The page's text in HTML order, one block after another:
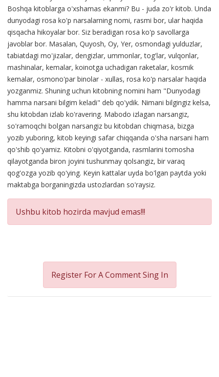
Summery
Boshqa kitoblarga o'xshamas ekanmi? Bu - juda zo'r kitob. Unda
dunyodagi rosa ko'p narsalarning nomi, rasmi bor, ular haqida
qisqacha hikoyalar bor. Siz beradigan rosa ko'p savollarga
javoblar bor. Masalan, Quyosh, Oy, Yer, osmondagi yulduzlar,
tabiatdagi mo'jizalar, dengizlar, ummonlar, tog'lar, vulqonlar,
mashinalar, kemalar, koinotga uchadigan raketalar, kosmik
kemalar, osmono'par binolar - xullas, rosa ko'p narsalar haqida
yozganmiz. Shuning uchun kitobning nomini ham "Dunyodagi
hamma narsani bilgim keladi" deb qo'ydik. Nimani bilgingiz kelsa,
shu kitobdan izlab ko'ravering. Mabodo izlagan narsangiz,
so'ramoqchi bolgan narsangiz bu kitobdan chiqmasa, bizga
yozib yuboring, kitob keyingi safar chiqqanda o'sha narsani ham
qo'shib qo'yamiz. Kitobni o'qiyotganda, rasmlarini tomosha
qilayotganda biron joyini tushunmay qolsangiz, bir varaq
qog'ozga yozib qo'ying. Keyin kattalar uyda bo'lgan paytda yoki
maktabga borganingizda ustozlardan so'raysiz.
Ushbu kitob hozirda mavjud emas!!!
Register For A CommentSing In